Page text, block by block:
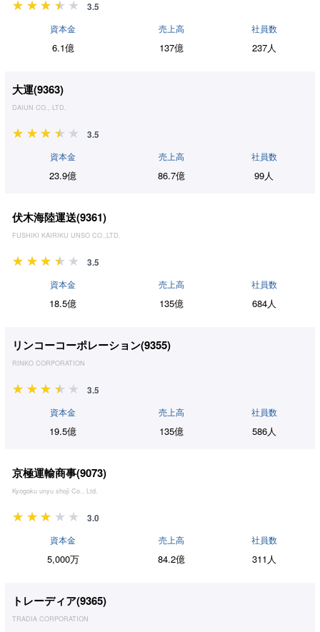
3.5
資本金
6.1億
売上高
137億
社員数
237人
大運(9363)
DAIUN CO., LTD.
3.5
資本金
23.9億
売上高
86.7億
社員数
99人
伏木海陸運送(9361)
FUSHIKI KAIRIKU UNSO CO.,LTD.
3.5
資本金
18.5億
売上高
135億
社員数
684人
リンコーコーポレーション(9355)
RINKO CORPORATION
3.5
資本金
19.5億
売上高
135億
社員数
586人
京極運輸商事(9073)
Kyogoku unyu shoji Co., Ltd.
3.0
資本金
5,000万
売上高
84.2億
社員数
311人
トレーディア(9365)
TRADIA CORPORATION